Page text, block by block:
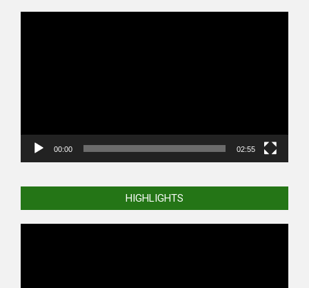
00:00 02:55
HIGHLIGHTS